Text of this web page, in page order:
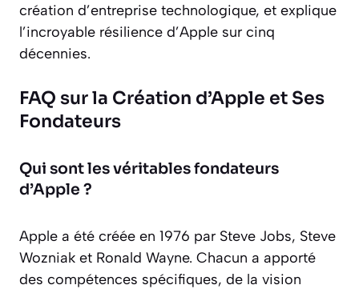
création d’entreprise technologique, et explique
l’incroyable résilience d’Apple sur cinq
décennies.
FAQ sur la Création d’Apple et Ses
Fondateurs
Qui sont les véritables fondateurs
d’Apple ?
Apple a été créée en 1976 par Steve Jobs, Steve
Wozniak et Ronald Wayne. Chacun a apporté
des compétences spécifiques, de la vision